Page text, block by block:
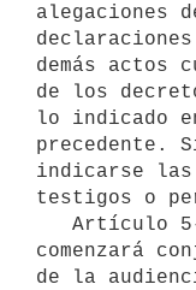
alegaciones
demás actos
de los
lo indicado
precedente.
indicarse las
testigos o
comenzará
de la